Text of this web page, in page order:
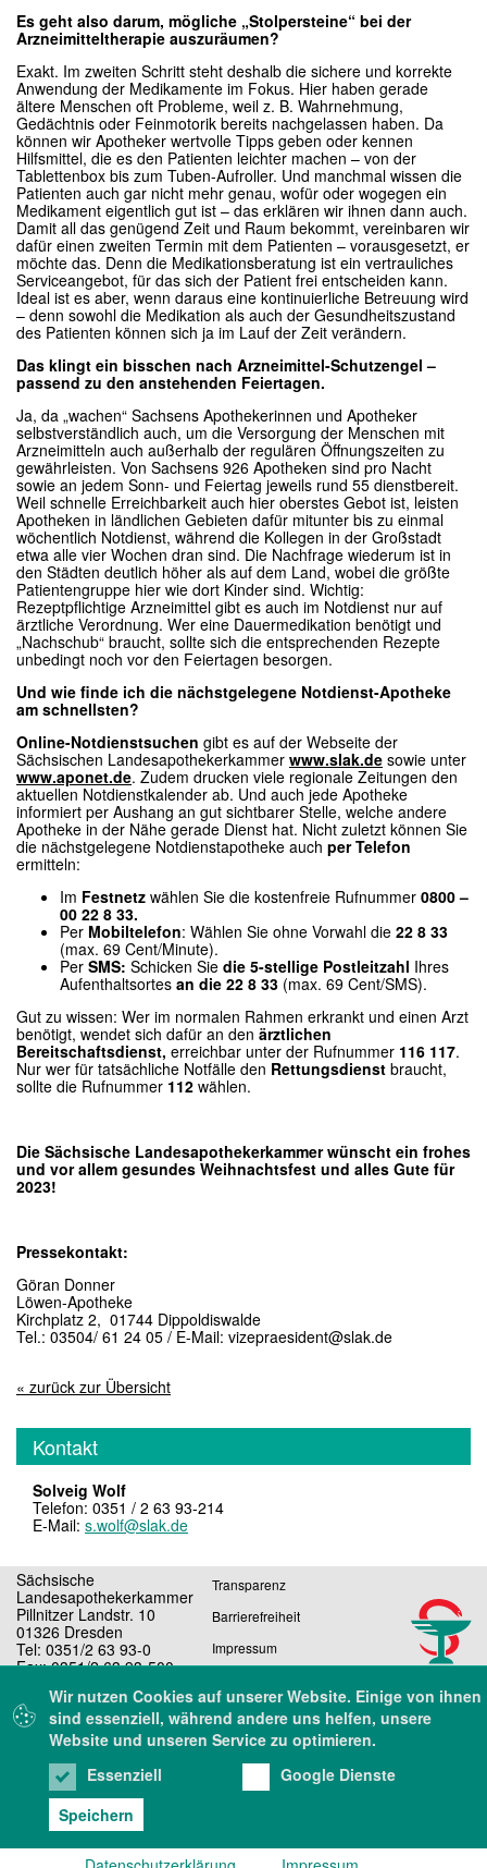
Es geht also darum, mögliche „Stolpersteine“ bei der
Arzneimitteltherapie auszuräumen?
Exakt. Im zweiten Schritt steht deshalb die sichere und korrekte
Anwendung der Medikamente im Fokus. Hier haben gerade
ältere Menschen oft Probleme, weil z. B. Wahrnehmung,
Gedächtnis oder Feinmotorik bereits nachgelassen haben. Da
können wir Apotheker wertvolle Tipps geben oder kennen
Hilfsmittel, die es den Patienten leichter machen – von der
Tablettenbox bis zum Tuben-Aufroller. Und manchmal wissen die
Patienten auch gar nicht mehr genau, wofür oder wogegen ein
Medikament eigentlich gut ist – das erklären wir ihnen dann auch.
Damit all das genügend Zeit und Raum bekommt, vereinbaren wir
dafür einen zweiten Termin mit dem Patienten – vorausgesetzt, er
möchte das. Denn die Medikationsberatung ist ein vertrauliches
Serviceangebot, für das sich der Patient frei entscheiden kann.
Ideal ist es aber, wenn daraus eine kontinuierliche Betreuung wird
– denn sowohl die Medikation als auch der Gesundheitszustand
des Patienten können sich ja im Lauf der Zeit verändern.
Das klingt ein bisschen nach Arzneimittel-Schutzengel –
passend zu den anstehenden Feiertagen.
Ja, da „wachen“ Sachsens Apothekerinnen und Apotheker
selbstverständlich auch, um die Versorgung der Menschen mit
Arzneimitteln auch außerhalb der regulären Öffnungszeiten zu
gewährleisten. Von Sachsens 926 Apotheken sind pro Nacht
sowie an jedem Sonn- und Feiertag jeweils rund 55 dienstbereit.
Weil schnelle Erreichbarkeit auch hier oberstes Gebot ist, leisten
Apotheken in ländlichen Gebieten dafür mitunter bis zu einmal
wöchentlich Notdienst, während die Kollegen in der Großstadt
etwa alle vier Wochen dran sind. Die Nachfrage wiederum ist in
den Städten deutlich höher als auf dem Land, wobei die größte
Patientengruppe hier wie dort Kinder sind. Wichtig:
Rezeptpflichtige Arzneimittel gibt es auch im Notdienst nur auf
ärztliche Verordnung. Wer eine Dauermedikation benötigt und
„Nachschub“ braucht, sollte sich die entsprechenden Rezepte
unbedingt noch vor den Feiertagen besorgen.
Und wie finde ich die nächstgelegene Notdienst-Apotheke
am schnellsten?
Online-Notdienstsuchen gibt es auf der Webseite der
Sächsischen Landesapothekerkammer www.slak.de sowie unter
www.aponet.de. Zudem drucken viele regionale Zeitungen den
aktuellen Notdienstkalender ab. Und auch jede Apotheke
informiert per Aushang an gut sichtbarer Stelle, welche andere
Apotheke in der Nähe gerade Dienst hat. Nicht zuletzt können Sie
die nächstgelegene Notdienstapotheke auch per Telefon
ermitteln:
Im Festnetz wählen Sie die kostenfreie Rufnummer 0800 –
00 22 8 33.
Per Mobiltelefon: Wählen Sie ohne Vorwahl die 22 8 33
(max. 69 Cent/Minute).
Per SMS: Schicken Sie die 5-stellige Postleitzahl Ihres
Aufenthaltsortes an die 22 8 33 (max. 69 Cent/SMS).
Gut zu wissen: Wer im normalen Rahmen erkrankt und einen Arzt
benötigt, wendet sich dafür an den ärztlichen
Bereitschaftsdienst, erreichbar unter der Rufnummer 116 117.
Nur wer für tatsächliche Notfälle den Rettungsdienst braucht,
sollte die Rufnummer 112 wählen.
Die Sächsische Landesapothekerkammer wünscht ein frohes
und vor allem gesundes Weihnachtsfest und alles Gute für
2023!
Pressekontakt:
Göran Donner
Löwen-Apotheke
Kirchplatz 2, 01744 Dippoldiswalde
Tel.: 03504/ 61 24 05 / E-Mail: vizepraesident@slak.de
« zurück zur Übersicht
Kontakt
Solveig Wolf
Telefon: 0351 / 2 63 93-214
E-Mail: s.wolf@slak.de
Oben
Sächsische
Landesapothekerkammer
Pillnitzer Landstr. 10
01326 Dresden
Tel: 0351/2 63 93-0
Fax: 0351/2 63 93-500
Transparenz
Barrierefreiheit
Impressum
Wir nutzen Cookies auf unserer Website. Einige von ihnen
sind essenziell, während andere uns helfen, unsere
Website und unseren Service zu optimieren.
Essenziell
Google Dienste
Speichern